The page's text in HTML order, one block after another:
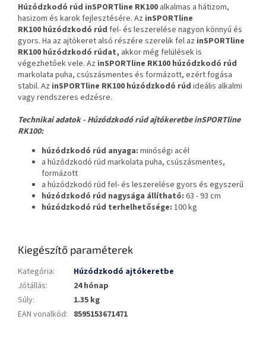
Húzódzkodó rúd inSPORTline RK100 alkalmas a hátizom,
hasizom és karok fejlesztésére. Az inSPORTline
RK100 húzódzkodó rúd fel- és leszerelése nagyon könnyű és
gyors. Ha az ajtókeret alsó részére szerelik fel az inSPORTline
RK100 húzódzkodó rúdat, akkor még felülések is
végezhetőek vele. Az inSPORTline RK100 húzódzkodó rúd
markolata puha, csúszásmentes és formázott, ezért fogása
stabil. Az inSPORTline RK100 húzódzkodó rúd ideális alkalmi
vagy rendszeres edzésre.
Technikai adatok - Húzódzkodó rúd ajtókeretbe inSPORTline
RK100:
húzódzkodó rúd anyaga: minőségi acél
a húzódzkodó rúd markolata puha, csúszásmentes,
formázott
a húzódzkodó rúd fel- és leszerelése gyors és egyszerű
húzódzkodó rúd nagysága állítható: 63 - 93 cm
húzódzkodó rúd terhelhetősége: 100 kg
Kiegészítő paraméterek
Kategória:
Húzódzkodó ajtókeretbe
Jótállás:
24 hónap
Súly:
1.35 kg
EAN vonalkód: 8595153671471